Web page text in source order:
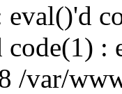
eval()'d
code(1) :
/var/